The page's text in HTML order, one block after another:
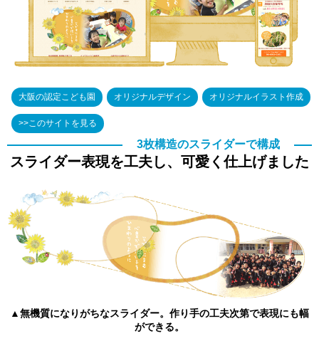
大阪の認定こども園 オリジナルデザイン オリジナルイラスト作成
>>このサイトを見る
3枚構造のスライダーで構成
スライダー表現を工夫し、可愛く仕上げました
▲無機質になりがちなスライダー。作り手の工夫次第で表現にも幅
ができる。